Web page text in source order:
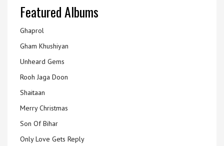
Featured Albums
Ghaprol
Gham Khushiyan
Unheard Gems
Rooh Jaga Doon
Shaitaan
Merry Christmas
Son Of Bihar
Only Love Gets Reply